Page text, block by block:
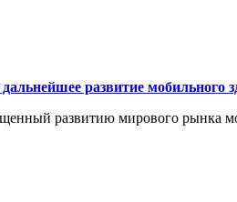
развитие мобильного
развитию мирового рынка